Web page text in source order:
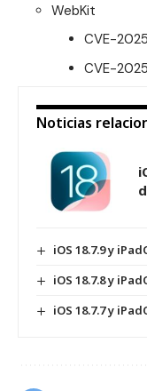
WebKit
CVE-
CVE-
Noticias
iOS 18.7.9 y
iOS 18.7.8 y
iOS 18.7.7 y